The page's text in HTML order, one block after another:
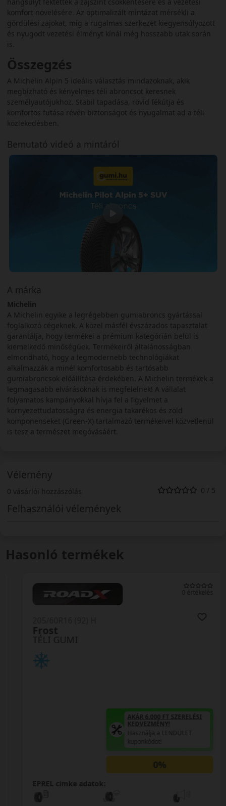
komfort növelésére. Az optimalizált mintázat mérsékli a
gördülési zajokat, míg a rugalmas szerkezet kiegyensúlyozott
és nyugodt vezetési élményt kínál még hosszabb utak során
is.
Összegzés
A Michelin Alpin 5 ideális választás mindazoknak, akik
megbízható és kényelmes téli abroncsot keresnek
személyautójukhoz. Stabil tapadása, rövid fékútja és
komfortos futása révén biztonságot és nyugalmat ad a téli
közlekedésben.
Bemutató videó a mintáról
A márka
Michelin
A Michelin egyike a legrégebben gumiabroncs gyártással
foglalkozó cégeknek. A közel másfél évszázados tapasztalat
garantálja, hogy termékei a prémium kategórián belül is
kiemelkedő minőségűek. Termékeiről általánosságban
elmondható, hogy a legmodernebb technológiákat
alkalmazzák a minél komfortosabb és tartósabb
gumiabroncsok előállítása érdekében. A Michelin termékek a
legmagasabb elvárásoknak is megfelelnek! A vállalat
folyamatos kampányokkal hívja fel a figyelmet a
környezettudatosságra és energia takarékos és zöld
komponenseket (Green-X) tartalmazó termékeivel közvetlenül
is tesz a természet megóvásáért.
Vélemény
0 vásárlói hozzászólás 0 / 5
Felhasználói vélemények
Hasonló termékek
0 értékelés
TÉLI GUMI
Frost
AKÁR 6.000 FT SZERELÉSI
KEDVEZMÉNY!
Használja a LENDÜLET
kuponkódot!
0%
EPREL cimke adatok: